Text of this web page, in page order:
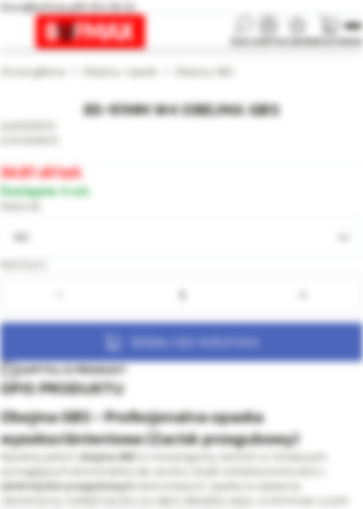
biuro@bufmax.pl91 453 08 92
ULUBIONEKOSZYK
Strona główna Obejmy i opaski Obejmy GBS
85-91MM W4 OBEJMA GBS
34,61 /szt.
Dostępne 4 szt.
W4
DODAJ DO KOSZYKA
ZAPYTAJ O PRODUKT
OPIS PRODUKTU
Obejma GBS - Profesjonalna opaska
wysokociśnieniowa (Zacisk przegubowy)
obejma GBS
to niezastąpiony element w instalacjach
wymagających ekstremalnej siły zacisku. Dzięki unikalnej konstrukcji z
zamknięciem przegubowym
(sworzniowym), opaska ta zapewnia
równomierny rozkład nacisku na całym obwodzie węża, co eliminuje ryzyko